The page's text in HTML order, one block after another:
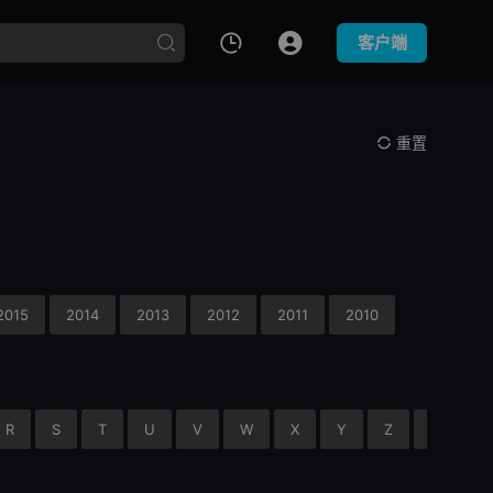
客户端
重置
2014 2013 2012 2011 2010
R S T U V W X Y Z